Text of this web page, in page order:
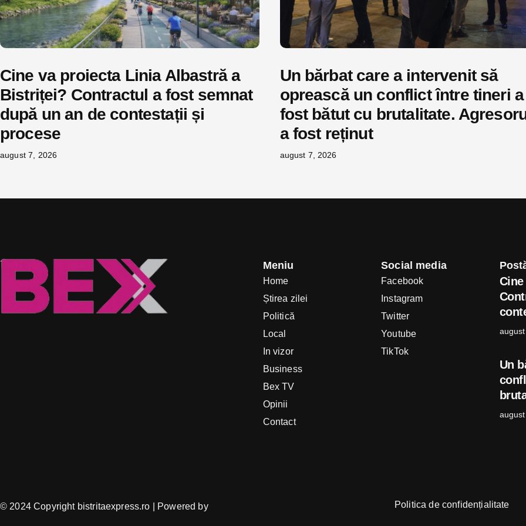
Cine va proiecta Linia Albastră a
Bistriței? Contractul a fost semnat
după un an de contestații și
procese
august 7, 2026
Un bărbat care a intervenit să
oprească un conflict între tineri a
fost bătut cu brutalitate.
a fost reținut
august 7, 2026
Meniu
Home
Știrea zilei
Politică
Local
In vizor
Business
Bex TV
Opinii
Contact
Social media
Facebook
Instagram
Twitter
Youtube
TikTok
Un
© 2024 Copyright bistritaexpress.ro | Powered by Politica de confidențialitate